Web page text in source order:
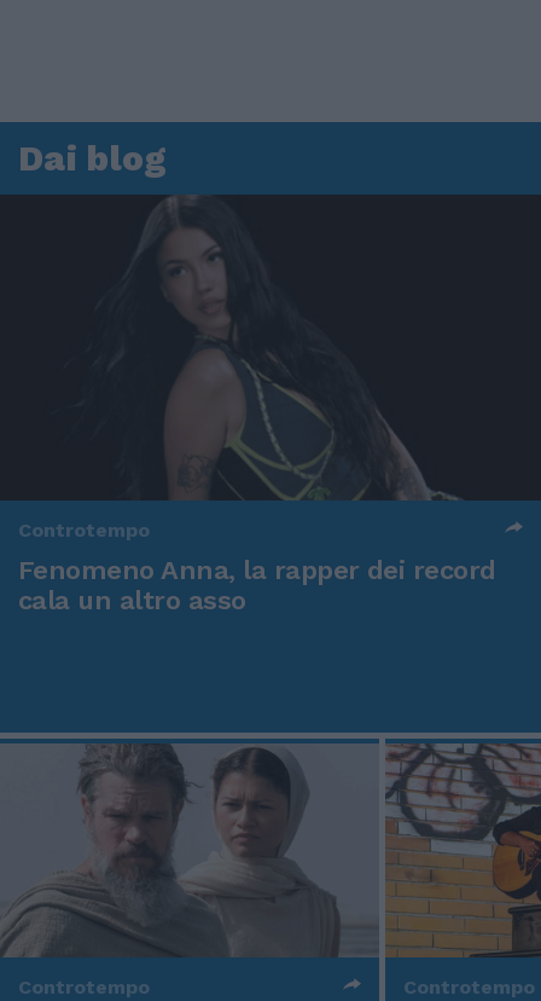
Dai blog
Controtempo
Fenomeno Anna, la rapper dei record
cala un altro asso
Controtempo Controtempo